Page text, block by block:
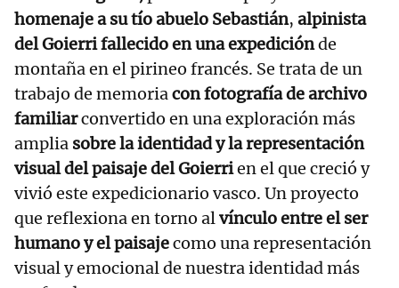
homenaje a su tío abuelo Sebastián, alpinista
del Goierri fallecido en una expediciónde
montaña en el pirineo francés. Se trata de un
trabajo de memoriacon fotografía de archivo
familiarconvertido en una exploración más
amplia sobre la identidad y la representación
visual del paisaje del Goierrien el que creció y
vivió este expedicionario vasco. Un proyecto
que reflexiona en torno alvínculo entre el ser
humano y el paisajecomo una representación
visual y emocional de nuestra identidad más